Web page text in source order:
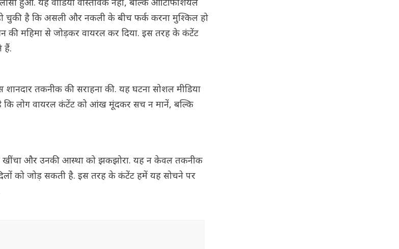
हुआ. यह वीडियो वास्तविक नहीं, बल्कि आर्टिफिशियल
चुकी है कि असली और नकली के बीच फर्क करना मुश्किल हो
की महिमा से जोड़कर वायरल कर दिया. इस तरह के कंटेंट
हैं.
तकनीक की सराहना की. यह घटना सोशल मीडिया
कि लोग वायरल कंटेंट को आंख मूंदकर सच न मानें, बल्कि
खींचा और उनकी आस्था को झकझोरा. यह न केवल तकनीक
को जोड़ सकती है. इस तरह के कंटेंट हमें यह सोचने पर